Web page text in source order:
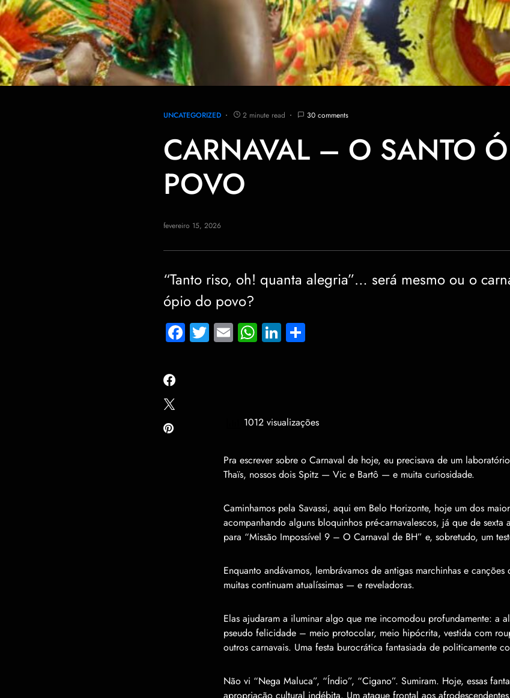
UNCATEGORIZED 2 minute read 30 comments
CARNAVAL – O SANTO
POVO
fevereiro 15, 2026
“Tanto riso, oh! quanta alegria”… será mesmo ou o
ópio do povo?
Facebook
TwitterEmailWhatsApp
LinkedIn
1012 visualizações
Pra escrever sobre o Carnaval de hoje, eu precisava de um
Thaïs, nossos dois Spitz — Vic e Bartô — e muita curiosidade.
Caminhamos pela Savassi, aqui em Belo Horizonte, hoje um dos
acompanhando alguns bloquinhos pré-carnavalescos, já que de sexta
para “Missão Impossível 9 – O Carnaval de BH” e, sobretudo, um
Enquanto andávamos, lembrávamos de antigas marchinhas e
muitas continuam atualíssimas — e reveladoras.
Elas ajudaram a iluminar algo que me incomodou profundamente: a
pseudo felicidade – meio protocolar, meio hipócrita, vestida com
outros carnavais. Uma festa burocrática fantasiada de politicamente
Não vi “Nega Maluca”, “Índio”, “Cigano”. Sumiram. Hoje, essas